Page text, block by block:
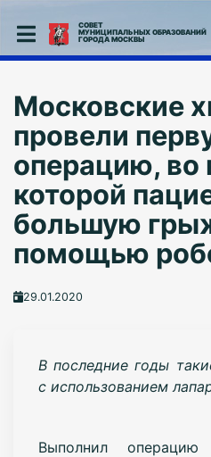
СОВЕТ
МУНИЦИПАЛЬНЫХ ОБРАЗОВАНИЙ
ГОРОДА МОСКВЫ
Московские
провели
операцию, во
которой
большую
помощью
29.01.2020
В последние годы
с использованием
Выполнил